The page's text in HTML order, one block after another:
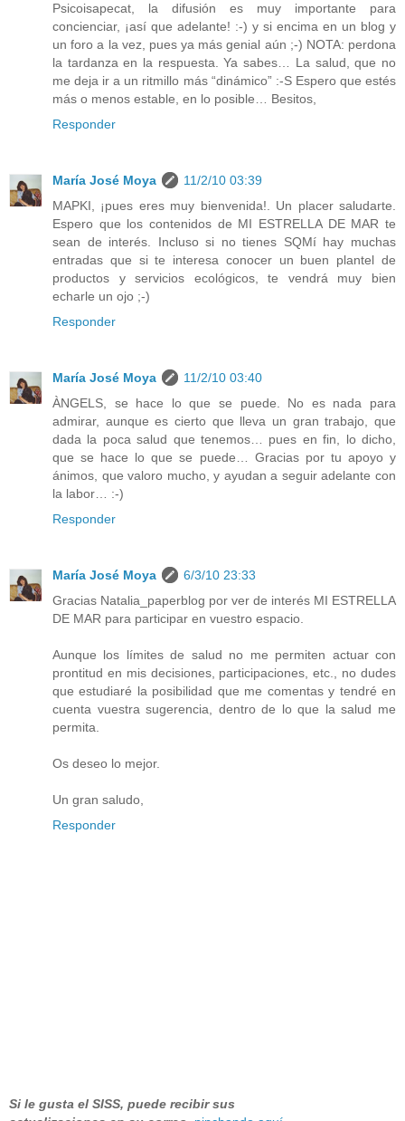
Psicoisapecat, la difusión es muy importante para
concienciar, ¡así que adelante! :-) y si encima en un blog y
un foro a la vez, pues ya más genial aún ;-) NOTA: perdona
la tardanza en la respuesta. Ya sabes… La salud, que no
me deja ir a un ritmillo más “dinámico” :-S Espero que estés
más o menos estable, en lo posible… Besitos,
Responder
María José Moya
11/2/10 03:39
MAPKI, ¡pues eres muy bienvenida!. Un placer saludarte.
Espero que los contenidos de MI ESTRELLA DE MAR te
sean de interés. Incluso si no tienes SQMí hay muchas
entradas que si te interesa conocer un buen plantel de
productos y servicios ecológicos, te vendrá muy bien
echarle un ojo ;-)
Responder
María José Moya
11/2/10 03:40
ÀNGELS, se hace lo que se puede. No es nada para
admirar, aunque es cierto que lleva un gran trabajo, que
dada la poca salud que tenemos… pues en fin, lo dicho,
que se hace lo que se puede… Gracias por tu apoyo y
ánimos, que valoro mucho, y ayudan a seguir adelante con
la labor… :-)
Responder
María José Moya
6/3/10 23:33
Gracias Natalia_paperblog por ver de interés MI ESTRELLA
DE MAR para participar en vuestro espacio.
Aunque los límites de salud no me permiten actuar con
prontitud en mis decisiones, participaciones, etc., no dudes
que estudiaré la posibilidad que me comentas y tendré en
cuenta vuestra sugerencia, dentro de lo que la salud me
permita.
Os deseo lo mejor.
Un gran saludo,
Responder
Si le gusta el SISS, puede recibir sus